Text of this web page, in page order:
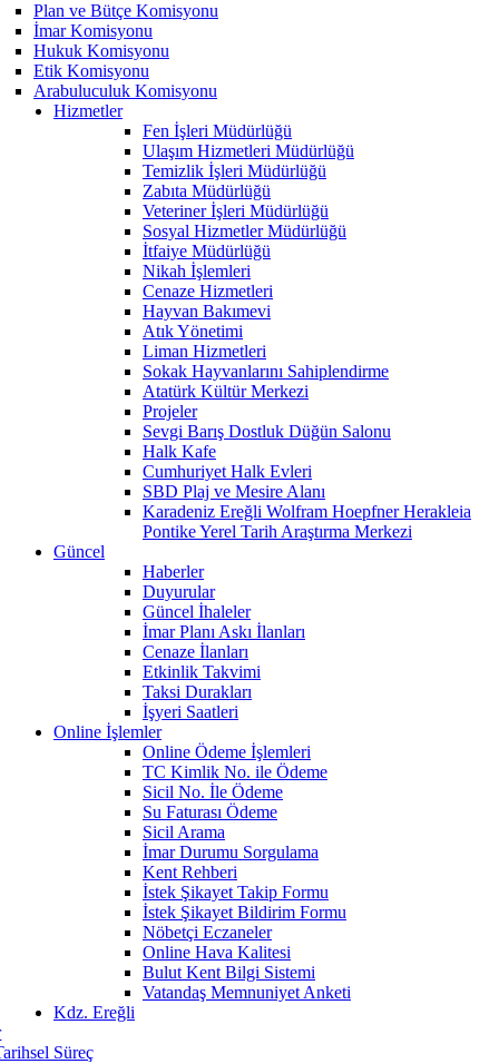
Plan ve Bütçe Komisyonu
İmar Komisyonu
Hukuk Komisyonu
Etik Komisyonu
Arabuluculuk Komisyonu
Hizmetler
Fen İşleri Müdürlüğü
Ulaşım Hizmetleri Müdürlüğü
Temizlik İşleri Müdürlüğü
Zabıta Müdürlüğü
Veteriner İşleri Müdürlüğü
Sosyal Hizmetler Müdürlüğü
İtfaiye Müdürlüğü
Nikah İşlemleri
Cenaze Hizmetleri
Hayvan Bakımevi
Atık Yönetimi
Liman Hizmetleri
Sokak Hayvanlarını Sahiplendirme
Atatürk Kültür Merkezi
Projeler
Sevgi Barış Dostluk Düğün Salonu
Halk Kafe
Cumhuriyet Halk Evleri
SBD Plaj ve Mesire Alanı
Karadeniz Ereğli Wolfram Hoepfner Herakleia
Pontike Yerel Tarih Araştırma Merkezi
Güncel
Haberler
Duyurular
Güncel İhaleler
İmar Planı Askı İlanları
Cenaze İlanları
Etkinlik Takvimi
Taksi Durakları
İşyeri Saatleri
Online İşlemler
Online Ödeme İşlemleri
TC Kimlik No. ile Ödeme
Sicil No. İle Ödeme
Su Faturası Ödeme
Sicil Arama
İmar Durumu Sorgulama
Kent Rehberi
İstek Şikayet Takip Formu
İstek Şikayet Bildirim Formu
Nöbetçi Eczaneler
Online Hava Kalitesi
Bulut Kent Bilgi Sistemi
Vatandaş Memnuniyet Anketi
Kdz. Ereğli
Süreç